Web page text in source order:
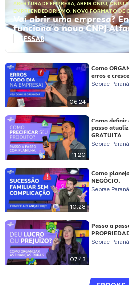
ABERTURA DE EMPRESA, ABRIR CNPJ,CNPJ
EMPREENDEDORISMO, NOVO FORMATO DE
Vai abrir uma empresa?
funciona o novo CNPJ
ACESSAR
06:24
Como
erros e
Sebrae Paraná
11:20
Como definir
passo
GRATUITA
Sebrae Paraná
10:28
Como
NEGÓCIO.
Sebrae Paraná
07:43
Passo a
Sebrae Paraná